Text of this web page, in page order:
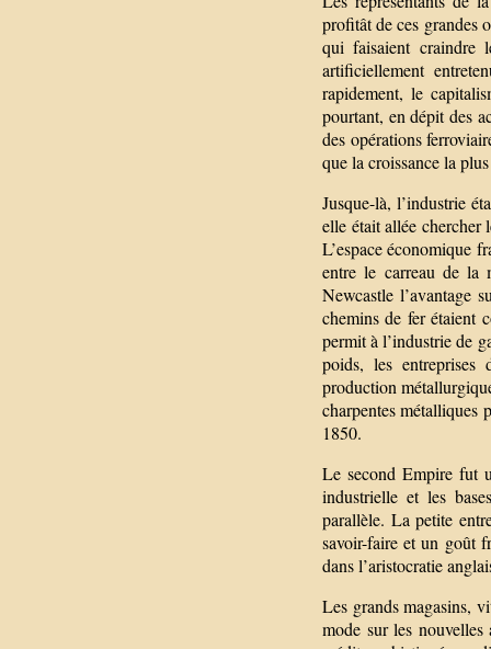
profitât de ces grandes
qui faisaient craindre
artificiellement
rapidement, le
pourtant, en dépit des
des opérations
que la croissance la
Jusque-là, l’industrie
elle était allée chercher
L’espace économique
entre le carreau de la
Newcastle l’avantage
chemins de fer étaient
permit à l’industrie de
poids, les
production
charpentes métalliques
1850.
Le second Empire fut
industrielle et les
parallèle. La petite
savoir-faire et un goût
dans l’aristocratie
Les grands magasins,
mode sur les nouvelles